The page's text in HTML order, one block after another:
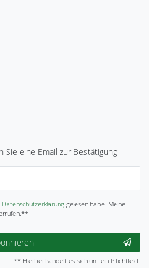
Sie eine Email zur Bestätigung
Daten­schutz­erklärunggelesen habe. Meine
** Hierbei handelt es sich um ein Pflichtfeld.